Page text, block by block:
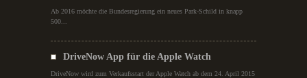
Ab 2016 möchte die Bundesregierung ein neues Park-Schild in knapp
500...
DriveNow App für die Apple Watch
DriveNow wird zum Verkaufsstart der Apple Watch ab dem 24. April 2015